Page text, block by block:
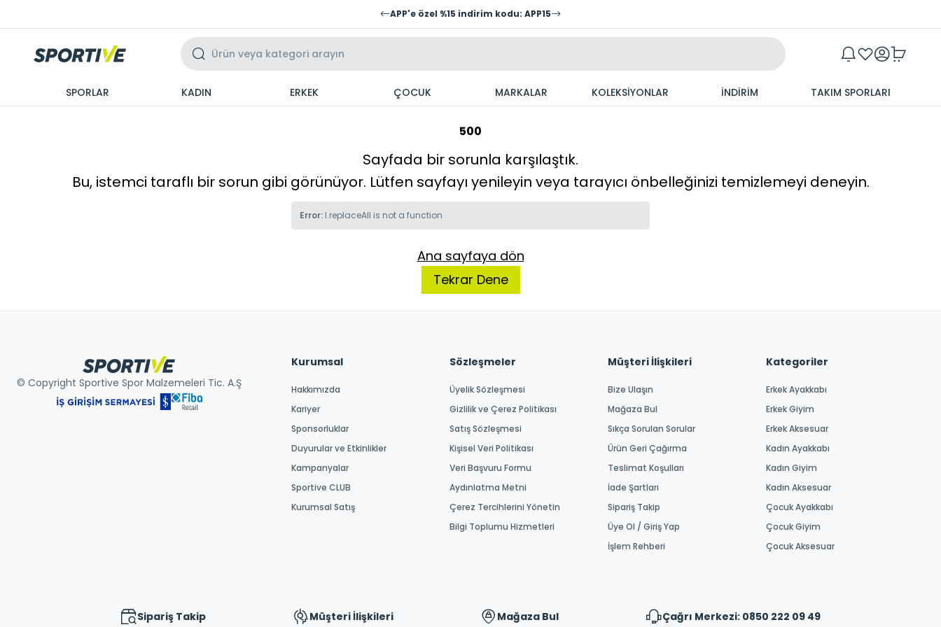
APP'e özel %15 indirim kodu: APP15
SPORLAR KADIN ERKEK ÇOCUK MARKALAR KOLEKSİYONLAR İNDİRİM TAKIM SPORLARI
500
Sayfada bir sorunla karşılaştık.
Bu, istemci taraflı bir sorun gibi görünüyor. Lütfen sayfayı yenileyin veya tarayıcı önbelleğinizi temizlemeyi deneyin.
Error: l.replaceAll is not a function
Ana sayfaya dön
Tekrar Dene
© Copyright Sportive Spor Malzemeleri Tic. A.Ş
Kurumsal
Hakkımızda
Kariyer
Sponsorluklar
Duyurular ve Etkinlikler
Kampanyalar
Sportive CLUB
Kurumsal Satış
Sözleşmeler
Üyelik Sözleşmesi
Gizlilik ve Çerez Politikası
Satış Sözleşmesi
Kişisel Veri Politikası
Veri Başvuru Formu
Aydınlatma Metni
Çerez Tercihlerini Yönetin
Bilgi Toplumu Hizmetleri
Müşteri İlişkileri
Bize Ulaşın
Mağaza Bul
Sıkça Sorulan Sorular
Ürün Geri Çağırma
Teslimat Koşulları
İade Şartları
Sipariş Takip
Üye Ol / Giriş Yap
İşlem Rehberi
Kategoriler
Erkek Ayakkabı
Erkek Giyim
Erkek Aksesuar
Kadın Ayakkabı
Kadın Giyim
Kadın Aksesuar
Çocuk Ayakkabı
Çocuk Giyim
Çocuk Aksesuar
Sipariş Takip Müşteri İlişkileri Mağaza Bul Çağrı Merkezi: 0850 222 09 49